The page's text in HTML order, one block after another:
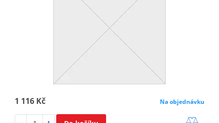
1 116 Kč Na objednávku